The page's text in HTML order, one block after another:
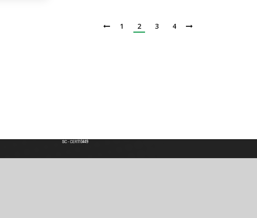
1 2 3 4